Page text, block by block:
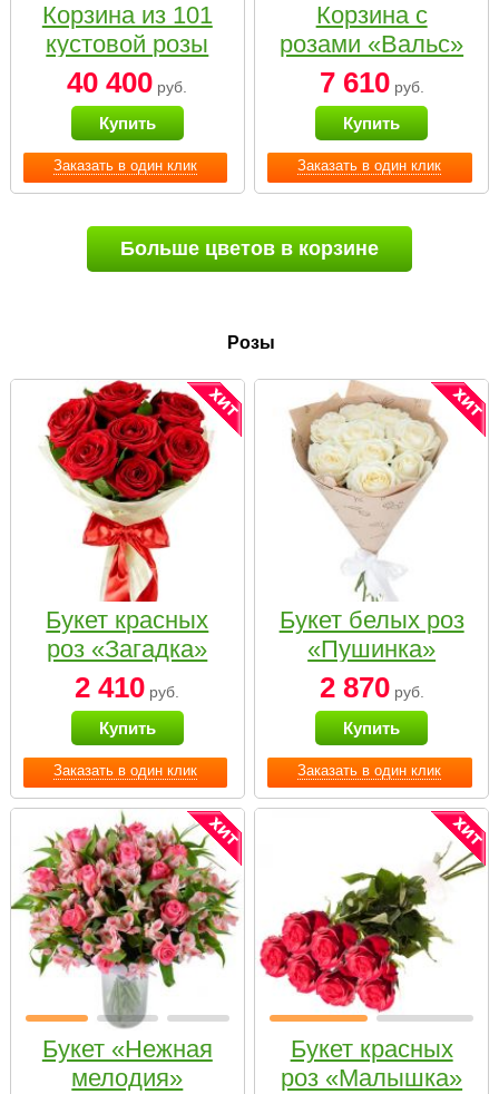
Заказать в один клик
Корзина из 101
кустовой розы
нежных тонов
40 400 руб.
Купить
Заказать в один клик
Корзина с
розами «Вальс»
7 610руб.
Купить
Больше цветов в корзине
Розы
Заказать в один клик
Букет красных
роз «Загадка»
2 410 руб.
Купить
Заказать в один клик
Букет белых роз
«Пушинка»
2 870руб.
Купить
Букет «Нежная
мелодия»
Букет красных
роз «Малышка»